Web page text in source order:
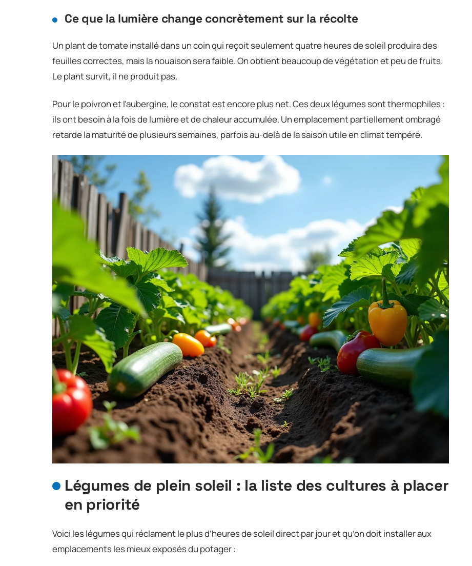
Ce que la lumière change concrètement sur la récolte
Un plant de tomate installé dans un coin qui reçoit seulement quatre heures de soleil produira des
feuilles correctes, mais la nouaison sera faible. On obtient beaucoup de végétation et peu de fruits.
Le plant survit, il ne produit pas.
Pour le poivron et l’aubergine, le constat est encore plus net. Ces deux légumes sont thermophiles :
ils ont besoin à la fois de lumière et de chaleur accumulée. Un emplacement partiellement ombragé
retarde la maturité de plusieurs semaines, parfois au-delà de la saison utile en climat tempéré.
Légumes de plein soleil : la liste des cultures à placer
en priorité
Voici les légumes qui réclament le plus d’heures de soleil direct par jour et qu’on doit installer aux
emplacements les mieux exposés du potager :